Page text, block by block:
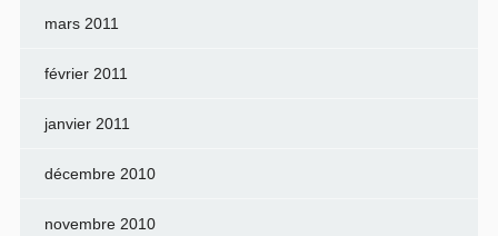
mars 2011
février 2011
janvier 2011
décembre 2010
novembre 2010